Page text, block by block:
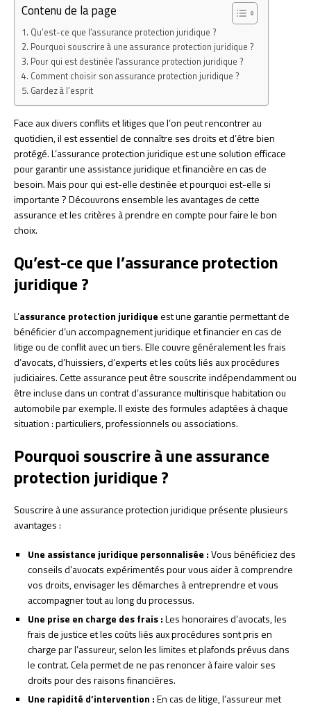
Contenu de la page
Qu’est-ce que l’assurance protection juridique ?
Pourquoi souscrire à une assurance protection juridique ?
Pour qui est destinée l’assurance protection juridique ?
Comment choisir son assurance protection juridique ?
Gardez à l’esprit
Face aux divers conflits et litiges que l’on peut rencontrer au
quotidien, il est essentiel de connaître ses droits et d’être bien
protégé. L’assurance protection juridique est une solution efficace
pour garantir une assistance juridique et financière en cas de
besoin. Mais pour qui est-elle destinée et pourquoi est-elle si
importante ? Découvrons ensemble les avantages de cette
assurance et les critères à prendre en compte pour faire le bon
choix.
Qu’est-ce que l’assurance protection
juridique ?
L’assurance protection juridiqueest une garantie permettant de
bénéficier d’un accompagnement juridique et financier en cas de
litige ou de conflit avec un tiers. Elle couvre généralement les frais
d’avocats, d’huissiers, d’experts et les coûts liés aux procédures
judiciaires. Cette assurance peut être souscrite indépendamment ou
être incluse dans un contrat d’assurance multirisque habitation ou
automobile par exemple. Il existe des formules adaptées à chaque
situation : particuliers, professionnels ou associations.
Pourquoi souscrire à une assurance
protection juridique ?
Souscrire à une assurance protection juridique présente plusieurs
avantages :
Une assistance juridique personnalisée :Vous bénéficiez des
conseils d’avocats expérimentés pour vous aider à comprendre
vos droits, envisager les démarches à entreprendre et vous
accompagner tout au long du processus.
Une prise en charge des frais :Les honoraires d’avocats, les
frais de justice et les coûts liés aux procédures sont pris en
charge par l’assureur, selon les limites et plafonds prévus dans
le contrat. Cela permet de ne pas renoncer à faire valoir ses
droits pour des raisons financières.
Une rapidité d’intervention :En cas de litige, l’assureur met